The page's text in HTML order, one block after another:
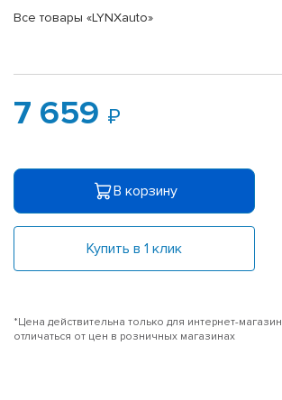
Все товары «LYNXauto»
7 659
В корзину
Купить в 1 клик
*Цена действительна только для интернет-
отличаться от цен в розничных магазинах